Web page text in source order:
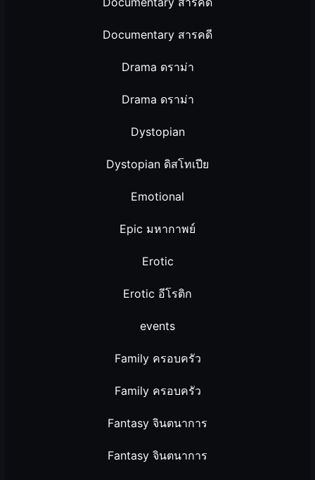
Documentary สารคดี
Drama ดราม่า
Drama ดราม่า
Dystopian
Dystopian ดิสโทเปีย
Emotional
Epic มหากาพย์
Erotic
Erotic อีโรติก
events
Family ครอบครัว
Family ครอบครัว
Fantasy จินตนาการ
Fantasy จินตนาการ